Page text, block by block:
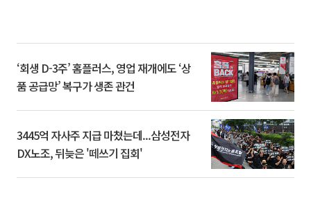
‘회생 D-3주’ 홈플러스, 영업 재개에도 ‘상
품 공급망’ 복구가 생존 관건
3445억 자사주 지급 마쳤는데...삼성전자
DX노조, 뒤늦은 '떼쓰기 집회'